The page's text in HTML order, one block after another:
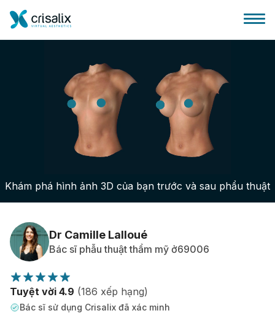
Bác sĩ phẫu thuật
Nền tảng kinh doanh 3D
Gói
Đánh giá của bệnh nhân
Khám phá hình ảnh 3D của bạn trước và sau phẩu thuật
Dr Camille Lalloué
Bác sĩ phẫu thuật thẩm mỹ ở69006
Tuyệt vời 4.9 (186 xếp hạng)
Bác sĩ sử dụng Crisalix đã xác minh